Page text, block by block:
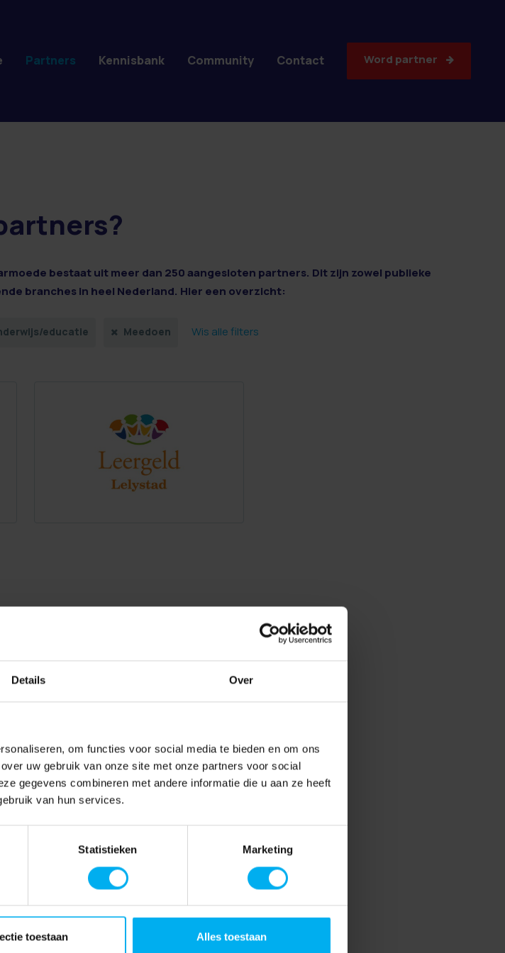
Details Over
om functies voor social media te bieden en om ons
uw gebruik van onze site met onze partners voor social
gegevens combineren met andere informatie die u aan ze heeft
van hun services.
Statistieken Marketing
toestaan Alles toestaan
bestaat uit meer dan 250 aangesloten partners. Dit zijn zowel publieke
branches in heel Nederland. Hier een overzicht:
educatie Meedoen Wis alle filters
Partners Kennisbank Community Contact Word partner